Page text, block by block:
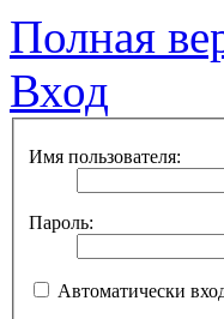
Полная
Вход
Имя пользователя:
Пароль:
Автоматически